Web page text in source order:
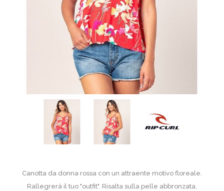
Canotta da donna rossa con un attraente motivo floreale.
Rallegrerà il tuo "outfit". Risalta sulla pelle abbronzata.